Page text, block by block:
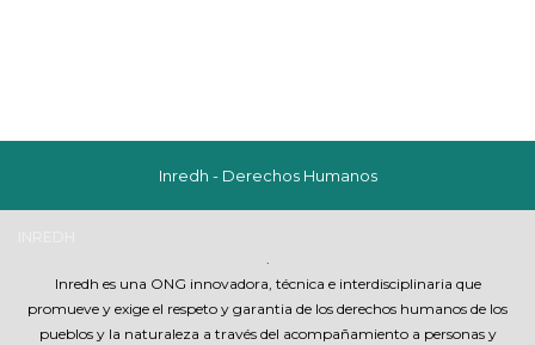
Inredh - Derechos Humanos
.
Inredh es una ONG innovadora, técnica e interdisciplinaria que
promueve y exige el respeto y garantia de los derechos humanos de los
pueblos y la naturaleza a través del acompañamiento a personas y